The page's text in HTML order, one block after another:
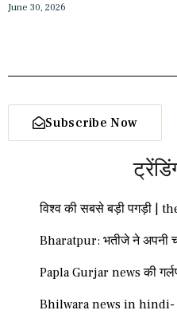
June 30, 2026
Subscribe Now
विश्व की सबसे बड़ी पगड़ी |
Bharatpur: भतीजे ने अपनी
Papla Gurjar news की
Bhilwara news in hindi-